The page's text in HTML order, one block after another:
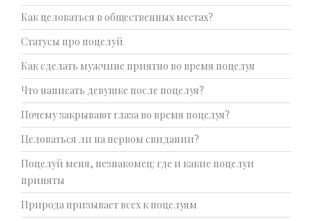
Как целоваться в общественных местах?
Статусы про поцелуй
Как сделать мужчине приятно во время поцелуя
Что написать девушке после поцелуя?
Почему закрывают глаза во время поцелуя?
Целоваться ли на первом свидании?
Поцелуй меня, незнакомец: где и какие поцелуи
приняты
Природа призывает всех к поцелуям